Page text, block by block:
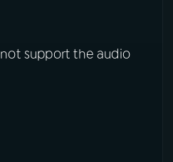
support the audio